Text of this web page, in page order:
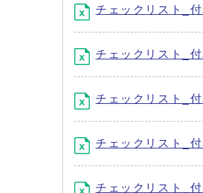
チェックリスト_
チェックリスト_
チェックリスト_
チェックリスト_
チェックリスト_